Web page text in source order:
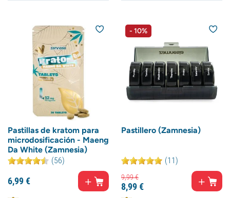
Pastillas de kratom para
microdosificación - Maeng
Da White (Zamnesia)
(56)
6,99€
- 10%
Pastillero (Zamnesia)
(11)
9,99€
8,99€